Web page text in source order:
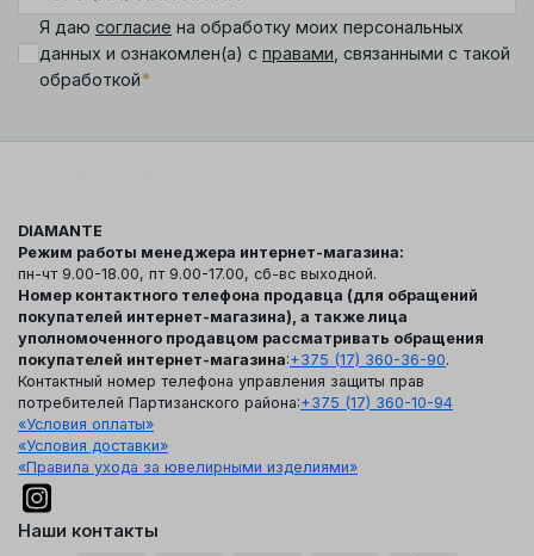
Я даю согласие на обработку моих персональных
данных и ознакомлен(а) с правами , связанными с такой
обработкой*
DIAMANTE
Режим работы менеджера интернет-магазина:
пн-чт 9.00-18.00, пт 9.00-17.00, сб-вс выходной.
Номер контактного телефона продавца (для обращений
покупателей интернет-магазина), а также лица
уполномоченного продавцом рассматривать обращения
покупателей интернет-магазина:+375 (17) 360-36-90.
Контактный номер телефона управления защиты прав
потребителей Партизанского района:+375 (17) 360-10-94
«Условия оплаты»
«Условия доставки»
«Правила ухода за ювелирными изделиями»
Наши контакты